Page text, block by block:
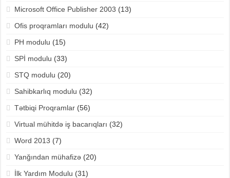
Microsoft Office Publisher 2003 (13)
Ofis proqramları modulu (42)
PH modulu (15)
SPİ modulu (33)
STQ modulu (20)
Sahibkarlıq modulu (32)
Tətbiqi Proqramlar(56)
Virtual mühitdə iş bacarıqları (32)
Word 2013 (7)
Yanğından mühafizə(20)
İlk Yardım Modulu (31)